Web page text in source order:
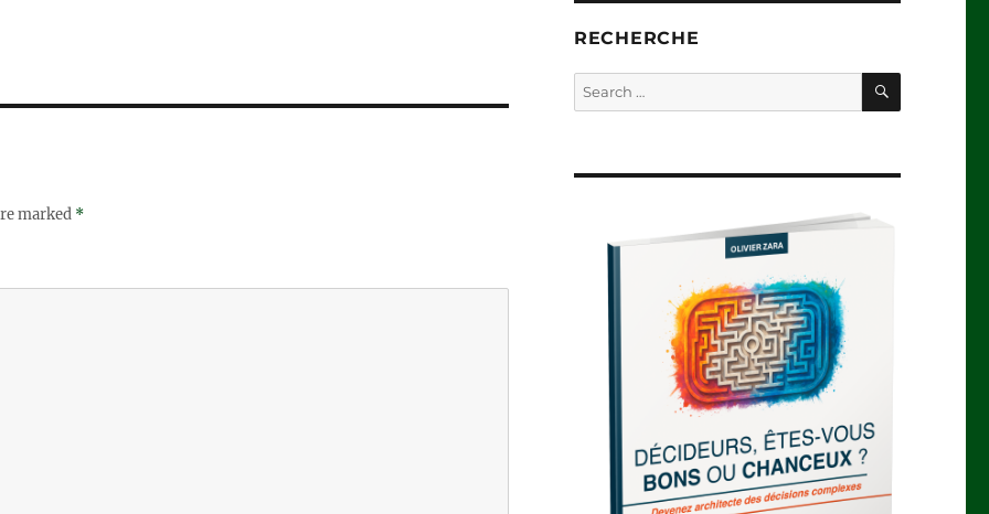
marked *
RECHERCHE
Search
for:
SEARCH